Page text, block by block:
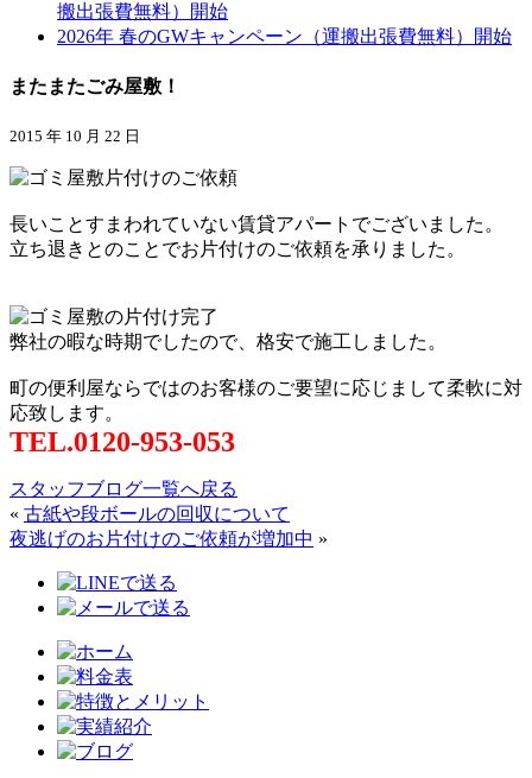
搬出張費無料）開始
2026年 春のGWキャンペーン（運搬出張費無料）開始
またまたごみ屋敷！
2015 年 10 月 22 日
長いことすまわれていない賃貸アパートでございました。
立ち退きとのことでお片付けのご依頼を承りました。
弊社の暇な時期でしたので、格安で施工しました。
町の便利屋ならではのお客様のご要望に応じまして柔軟に対
応致します。
TEL.0120-953-053
スタッフブログ一覧へ戻る
« 古紙や段ボールの回収について
夜逃げのお片付けのご依頼が増加中 »